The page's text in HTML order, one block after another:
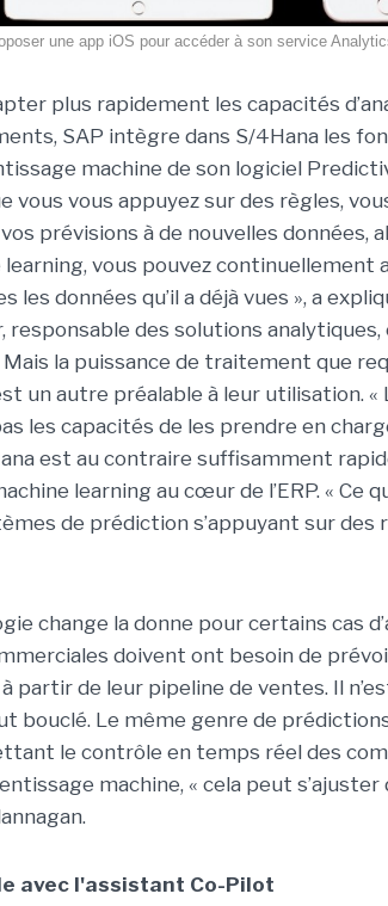
une app iOS pour accéder à son service
plus rapidement les capacités
SAP intègre dans S/4Hana les
machine de son logiciel
vous vous appuyez sur des règles,
prévisions à de nouvelles données,
learning, vous pouvez continuellement
les données qu’il a déjà vues », a
responsable des solutions analytiques,
la puissance de traitement que
un autre préalable à leur utilisation. «
les capacités de les prendre en
est au contraire suffisamment
learning au cœur de l’ERP. « Ce
de prédiction s’appuyant sur des
change la donne pour certains cas
doivent ont besoin de
partir de leur pipeline de ventes. Il
bouclé. Le même genre de
le contrôle en temps réel des
machine, « cela peut
avec l'assistant Co-Pilot